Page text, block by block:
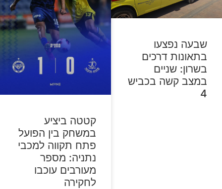
שבעה נפצעו
בתאונות דרכים
בשרון: שניים
במצב קשה בכביש
4
קטטה ביציע
במשחק בין הפועל
פתח תקווה למכבי
נתניה: מספר
מעורבים עוכבו
לחקירה